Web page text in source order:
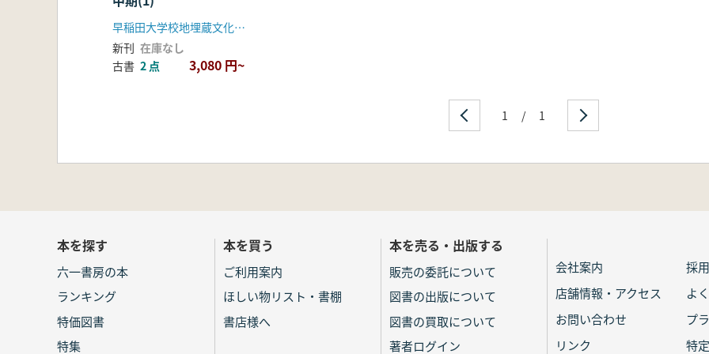
早稲田大学校地埋蔵文化財整理室
新刊 在庫なし
古書 2 点 3,080 円~
1 / 1
本を探す
六一書房の本
ランキング
特価図書
特集
本を買う
ご利用案内
ほしい物リスト・書棚
書店様へ
本を売る・出版する
販売の委託について
図書の出版について
図書の買取について
著者ログイン
会社案内
採
店舗情報・アクセス
よ
お問い合わせ
プ
リンク
特